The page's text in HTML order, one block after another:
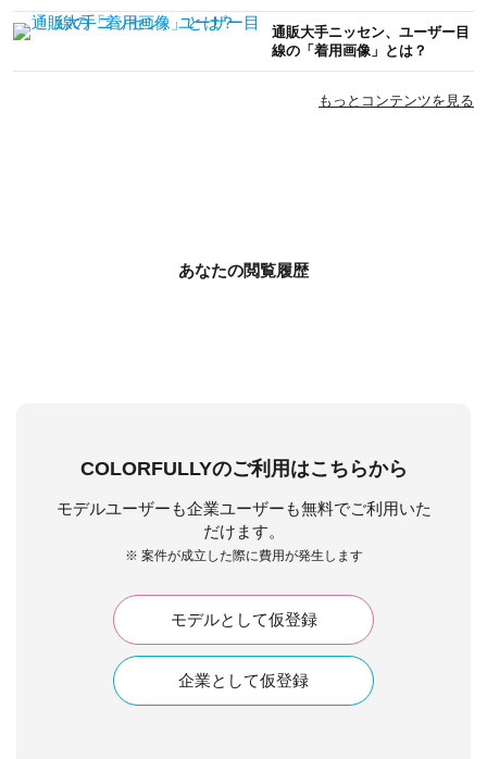
通販大手ニッセン、ユーザー目
線の「着用画像」とは？
もっとコンテンツを見る
あなたの閲覧履歴
COLORFULLYのご利用はこちらから
モデルユーザーも企業ユーザーも無料でご利用いた
だけます。
※ 案件が成立した際に費用が発生します
モデルとして仮登録
企業として仮登録